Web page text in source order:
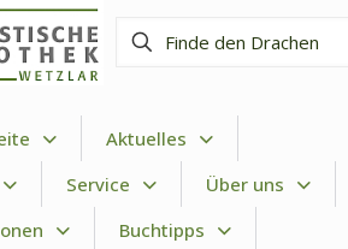
Finde
den
Aktuelles
Service
Über uns
Buchtipps